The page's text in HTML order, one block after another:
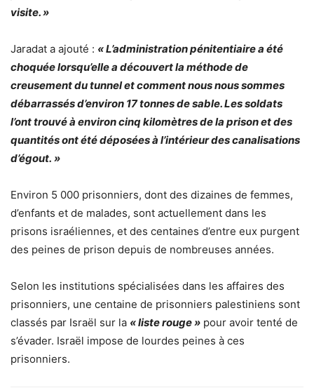
visite. »
Jaradat a ajouté : « L’administration pénitentiaire a été
choquée lorsqu’elle a découvert la méthode de
creusement du tunnel et comment nous nous sommes
débarrassés d’environ 17 tonnes de sable. Les soldats
l’ont trouvé à environ cinq kilomètres de la prison et des
quantités ont été déposées à l’intérieur des canalisations
d’égout. »
Environ 5 000 prisonniers, dont des dizaines de femmes,
d’enfants et de malades, sont actuellement dans les
prisons israéliennes, et des centaines d’entre eux purgent
des peines de prison depuis de nombreuses années.
Selon les institutions spécialisées dans les affaires des
prisonniers, une centaine de prisonniers palestiniens sont
classés par Israël sur la « liste rouge » pour avoir tenté de
s’évader. Israël impose de lourdes peines à ces
prisonniers.